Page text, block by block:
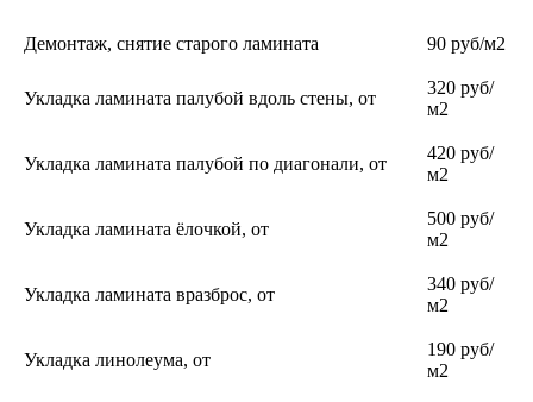
Демонтаж, снятие старого ламината 90 руб/м2
Укладка ламината палубой вдоль стены, от
320 руб/
м2
Укладка ламината палубой по диагонали, от
420 руб/
м2
Укладка ламината ёлочкой, от
500 руб/
м2
Укладка ламината вразброс, от
340 руб/
м2
Укладка линолеума, от
190 руб/
м2